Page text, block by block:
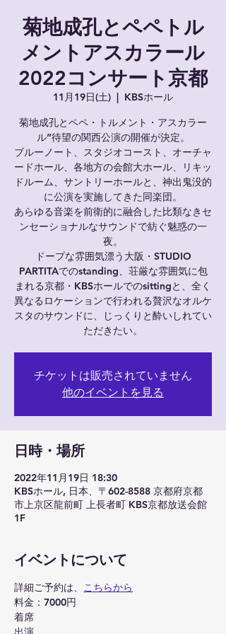
菊地成孔とペペトル
メントアスカラール
2022コンサート京都
11月19日(土)
  |
KBSホール
菊地成孔とペペ・トルメント・アスカラー
ル”待望の関西公演の開催が決定。
ブルーノート、スタジオコースト、オーチャ
ードホール、各地方の会館大ホール、リキッ
ドルーム、サントリーホールと、神出鬼没的
に公演を実施してきた同楽団。
あらゆる音楽を前衛的に融合した比類なきセ
ンセーショナルなサウンドで紡ぐ魅惑の一
夜。
ドープな雰囲気漂う大阪・STUDIO
PARTITAでのstanding、荘厳な雰囲気に包
まれる京都・KBSホールでのsittingと、全く
異なるロケーションで行われる贅沢なオルケ
スタのサウンドに、じっくりと酔いしれてい
ただきたい。
チケットは販売されていません
他のイベントを見る
日時・場所
2022年11月19日 18:30
KBSホール, 日本、〒602-8588 京都府京都
市上京区龍前町 上長者町 KBS京都放送会館
1F
イベントについて
詳細ご予約は、 こちらから
料金：7000円
着席